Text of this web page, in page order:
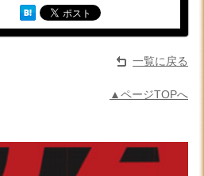
一覧に戻る
▲ページTOPへ